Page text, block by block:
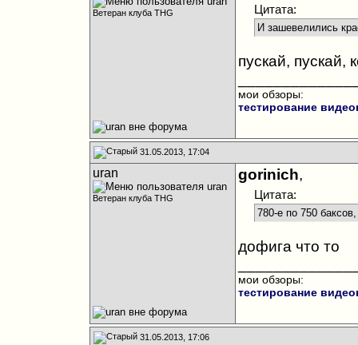
Ветеран клуба THG Цитата:
И зашевелились
пускай, пускай,
мои обзоры:
тестирование
31.05.2013, 17:04
uran
Ветеран клуба THG
gorinich,
Цитата:
780-е по 750
дофига что то
мои обзоры:
тестирование
31.05.2013, 17:06